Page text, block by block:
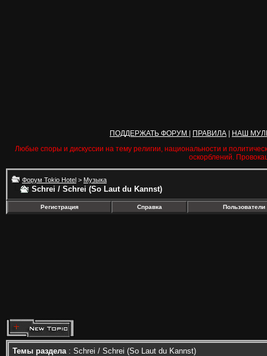
ПОДДЕРЖАТЬ ФОРУМ ПРАВИЛА
НАШ
Любые споры и дискуссии на тему религии, национальности и
оскорблений.
Форум Tokio Hotel > Музыка
Schrei / Schrei (So Laut du Kannst)
Регистрация Справка Пользователи
Темы раздела: Schrei / Schrei (So Laut du Kannst)